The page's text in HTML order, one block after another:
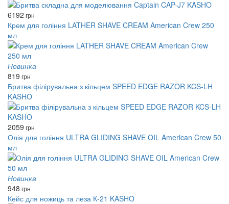
6192 грн
Крем для гоління LATHER SHAVE CREAM American Crew 250
мл
Новинка
819 грн
Бритва філірувальна з кільцем SPEED EDGE RAZOR KCS-LH
KASHO
2059 грн
Олія для гоління ULTRA GLIDING SHAVE OIL American Crew 50
мл
Новинка
948 грн
Кейс для ножиць та леза К-21 KASHO